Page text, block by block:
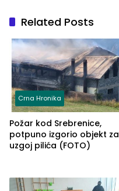
Related Posts
Crna Hronika
Požar kod Srebrenice,
potpuno izgorio objekt za
uzgoj pilića (FOTO)